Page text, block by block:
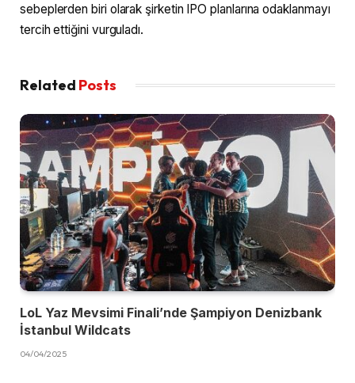
sebeplerden biri olarak şirketin IPO planlarına odaklanmayı
tercih ettiğini vurguladı.
Related Posts
LoL Yaz Mevsimi Finali’nde Şampiyon Denizbank
İstanbul Wildcats
04/04/2025